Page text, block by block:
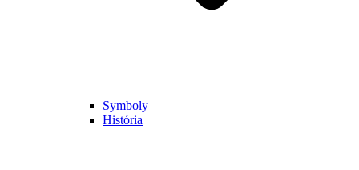
Symboly
História